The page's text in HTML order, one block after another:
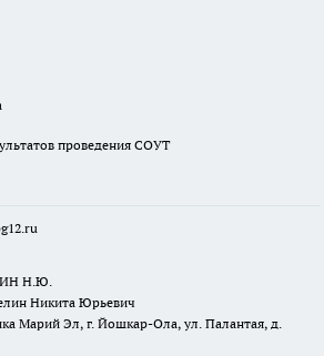
проведения СОУТ
Н.Ю.
Никита Юрьевич
Марий Эл, г. Йошкар-Ола, ул. Палантая, д.